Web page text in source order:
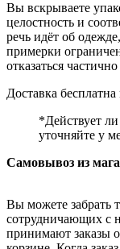
Вы вскрываете
целостность и
речь идёт об
примерки
отказаться
Доставка
*Действует
уточняйте у
Самовывоз из
Вы можете забрать
сотрудничающих с
принимают заказы